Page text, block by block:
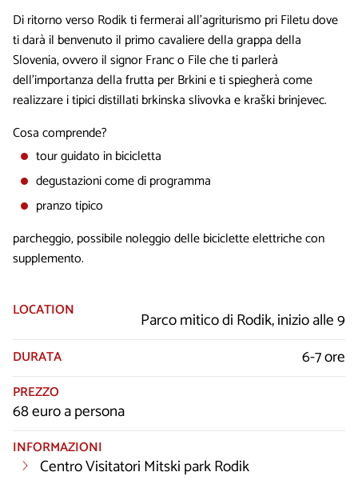
Di ritorno verso Rodik ti fermerai all’agriturismo pri Filetu dove
ti darà il benvenuto il primo cavaliere della grappa della
Slovenia, ovvero il signor Franc o File che ti parlerà
dell’importanza della frutta per Brkini e ti spiegherà come
realizzare i tipici distillati brkinska slivovka e kraški brinjevec.
Cosa comprende?
tour guidato in bicicletta
degustazioni come di programma
pranzo tipico
parcheggio, possibile noleggio delle biciclette elettriche con
supplemento.
LOCATION Parco mitico di Rodik, inizio alle 9
DURATA 6-7 ore
PREZZO
68 euro a persona
INFORMAZIONI
Centro Visitatori Mitski park Rodik